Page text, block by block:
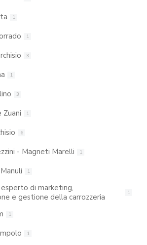
1
1
3
1
3
1
6
- Magneti Marelli 1
1
di marketing,
e gestione della carrozzeria
1
1
1